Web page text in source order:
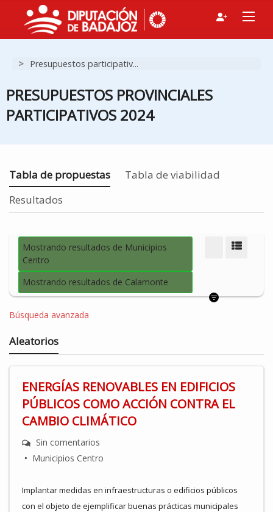
> Presupuestos participativ...
PRESUPUESTOS PROVINCIALES
PARTICIPATIVOS 2024
Estás en
Tabla de propuestas
Tabla de viabilidad
Resultados
Mostrando resultados de Municipios
Centro
Mostrando resultados de Calamonte
Búsqueda avanzada
Aleatorios
ENERGÍAS RENOVABLES EN EDIFICIOS
PÚBLICOS COMO ACCIÓN CONTRA EL
CAMBIO CLIMÁTICO
Sin comentarios
• Municipios Centro
Implantar medidas en infraestructuras o edificios públicos
con el objeto de ejemplificar buenas prácticas municipales